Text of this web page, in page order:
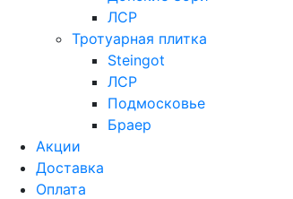
ЛСР
Тротуарная плитка
Steingot
ЛСР
Подмосковье
Браер
Акции
Доставка
Оплата